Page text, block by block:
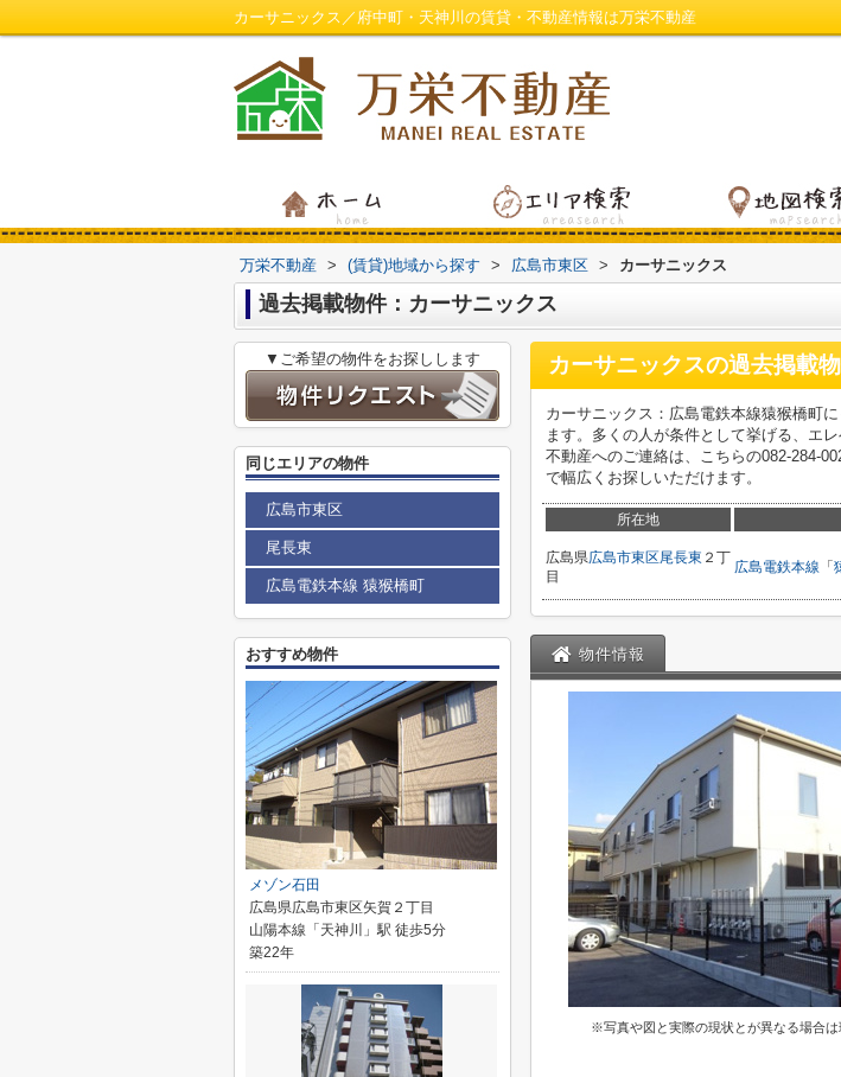
カーサニックス／府中町・天神川の賃貸・不動産情報は万栄不動産
万栄不動産 > (賃貸)地域から探す > 広島市東区 > カーサニックス
過去掲載物件：カーサニックス
カーサニックスの過去掲載
カーサニックス：広島電鉄本線猿猴橋町
ます。多くの人が条件として挙げる、エ
不動産へのご連絡は、こちらの082-284-
で幅広くお探しいただけます。
所在地
広島県広島市東区尾長東 ２丁
目
広島電鉄本線 「
物件情報
※写真や図と実際の現状とが異なる場合
▼ご希望の物件をお探しします
同じエリアの物件
広島市東区
尾長東
広島電鉄本線 猿猴橋町
おすすめ物件
メゾン石田
広島県広島市東区矢賀２丁目
山陽本線「天神川」駅 徒歩5分
築22年